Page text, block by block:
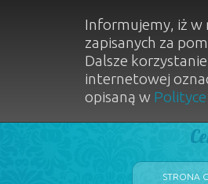
STRONA
Informujemy, iż w
zapisanych za
Dalsze
internetowej
opisaną w